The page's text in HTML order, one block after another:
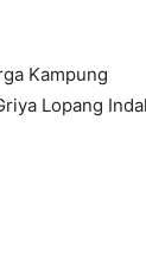
Kampung
Lopang